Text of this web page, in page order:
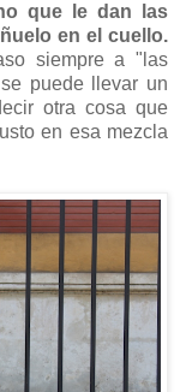
que le dan las
en el cuello.
siempre a "las
puede llevar un
otra cosa que
en esa mezcla